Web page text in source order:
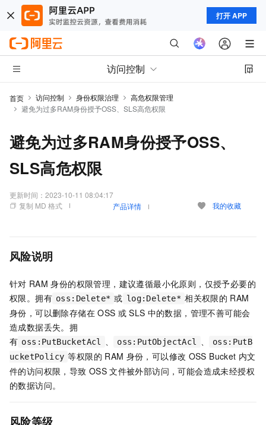
打开 APP
访问控制
首页 访问控制 身份权限治理
高危权限管理
避免为过多RAM身份授予OSS、SLS高危权限
避免为过多RAM身份授予OSS、
SLS高危权限
更新时间： 2023-10-11 08:04:17
复制 MD 格式
产品详情 我的收藏
风险说明
针对 RAM 身份的权限管理，建议遵循最小化原则，仅授予必要的
权限。拥有 oss:Delete* 或 log:Delete* 相关权限的 RAM
身份，可以删除存储在 OSS 或 SLS 中的数据，管理不善可能会
造成数据丢失。拥
有 oss:PutBucketAcl 、 oss:PutObjectAcl 、
oss:PutB
ucketPolicy 等权限的 RAM 身份，可以修改 OSS Bucket 内文
件的访问权限，导致 OSS 文件被外部访问，可能会造成未经授权
的数据访问。
风险等级